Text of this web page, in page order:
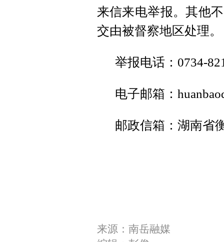
来信来电举报。其他
交由被督察地区处理。
举报电话：0734-
电子邮箱：
邮政信箱：湖南省
来源：南岳融媒